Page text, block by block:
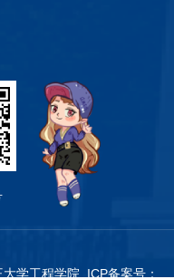
学工程学院 ICP备案号：